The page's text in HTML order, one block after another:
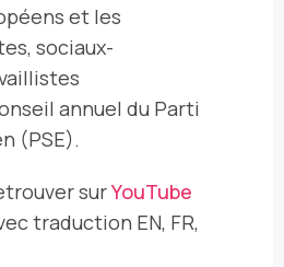
et les
sociaux-
annuel du Parti
(PSE).
surYouTube
traduction EN, FR,